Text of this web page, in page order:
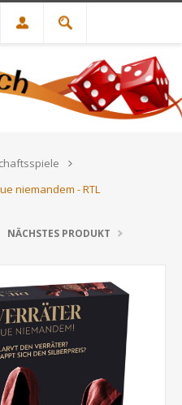
niemandem - RTL
NÄCHSTES PRODUKT